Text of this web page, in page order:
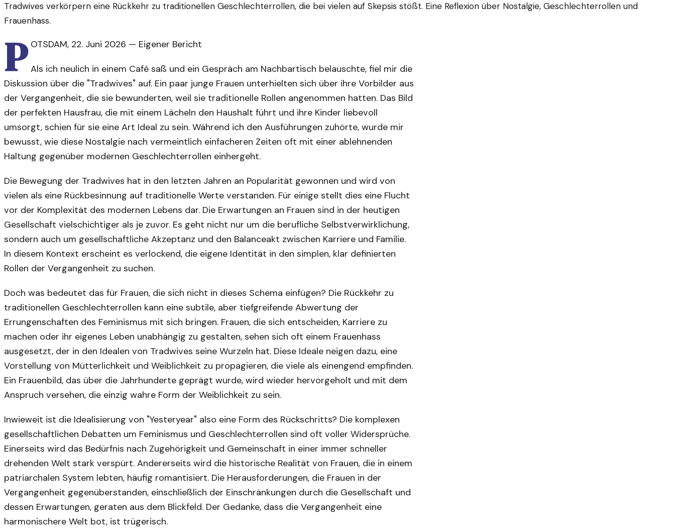
Tradwives verkörpern eine Rückkehr zu traditionellen Geschlechterrollen, die bei vielen auf Skepsis stößt. Eine Reflexion über Nostalgie, Geschlechterrollen und
Frauenhass.
P OTSDAM, 22. Juni 2026 — Eigener Bericht
Als ich neulich in einem Café saß und ein Gespräch am Nachbartisch belauschte, fiel mir die
Diskussion über die "Tradwives" auf. Ein paar junge Frauen unterhielten sich über ihre Vorbilder aus
der Vergangenheit, die sie bewunderten, weil sie traditionelle Rollen angenommen hatten. Das Bild
der perfekten Hausfrau, die mit einem Lächeln den Haushalt führt und ihre Kinder liebevoll
umsorgt, schien für sie eine Art Ideal zu sein. Während ich den Ausführungen zuhörte, wurde mir
bewusst, wie diese Nostalgie nach vermeintlich einfacheren Zeiten oft mit einer ablehnenden
Haltung gegenüber modernen Geschlechterrollen einhergeht.
Die Bewegung der Tradwives hat in den letzten Jahren an Popularität gewonnen und wird von
vielen als eine Rückbesinnung auf traditionelle Werte verstanden. Für einige stellt dies eine Flucht
vor der Komplexität des modernen Lebens dar. Die Erwartungen an Frauen sind in der heutigen
Gesellschaft vielschichtiger als je zuvor. Es geht nicht nur um die berufliche Selbstverwirklichung,
sondern auch um gesellschaftliche Akzeptanz und den Balanceakt zwischen Karriere und Familie.
In diesem Kontext erscheint es verlockend, die eigene Identität in den simplen, klar definierten
Rollen der Vergangenheit zu suchen.
Doch was bedeutet das für Frauen, die sich nicht in dieses Schema einfügen? Die Rückkehr zu
traditionellen Geschlechterrollen kann eine subtile, aber tiefgreifende Abwertung der
Errungenschaften des Feminismus mit sich bringen. Frauen, die sich entscheiden, Karriere zu
machen oder ihr eigenes Leben unabhängig zu gestalten, sehen sich oft einem Frauenhass
ausgesetzt, der in den Idealen von Tradwives seine Wurzeln hat. Diese Ideale neigen dazu, eine
Vorstellung von Mütterlichkeit und Weiblichkeit zu propagieren, die viele als einengend empfinden.
Ein Frauenbild, das über die Jahrhunderte geprägt wurde, wird wieder hervorgeholt und mit dem
Anspruch versehen, die einzig wahre Form der Weiblichkeit zu sein.
Inwieweit ist die Idealisierung von "Yesteryear" also eine Form des Rückschritts? Die komplexen
gesellschaftlichen Debatten um Feminismus und Geschlechterrollen sind oft voller Widersprüche.
Einerseits wird das Bedürfnis nach Zugehörigkeit und Gemeinschaft in einer immer schneller
drehenden Welt stark verspürt. Andererseits wird die historische Realität von Frauen, die in einem
patriarchalen System lebten, häufig romantisiert. Die Herausforderungen, die Frauen in der
Vergangenheit gegenüberstanden, einschließlich der Einschränkungen durch die Gesellschaft und
dessen Erwartungen, geraten aus dem Blickfeld. Der Gedanke, dass die Vergangenheit eine
harmonischere Welt bot, ist trügerisch.